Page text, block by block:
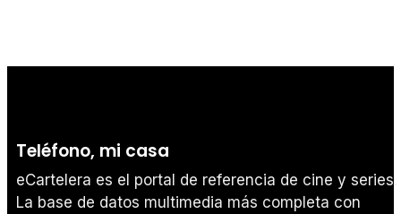
Teléfono, mi casa
eCartelera es el portal de referencia de cine y series.
La base de datos multimedia más completa con